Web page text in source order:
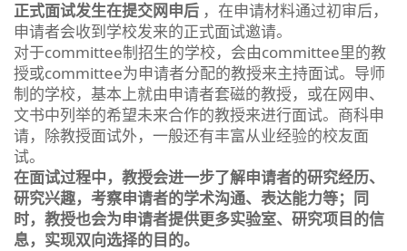
正式面试发生在提交网申后 ，在申请材料通过初审后，
申请者会收到学校发来的正式面试邀请。
对于committee制招生的学校，会由committee里的教
授或committee为申请者分配的教授来主持面试。导师
制的学校，基本上就由申请者套磁的教授，或在网申、
文书中列举的希望未来合作的教授来进行面试。商科申
请，除教授面试外，一般还有丰富从业经验的校友面
试。
在面试过程中，教授会进一步了解申请者的研究经历、
研究兴趣，考察申请者的学术沟通、表达能力等；同
时，教授也会为申请者提供更多实验室、研究项目的信
息，实现双向选择的目的。